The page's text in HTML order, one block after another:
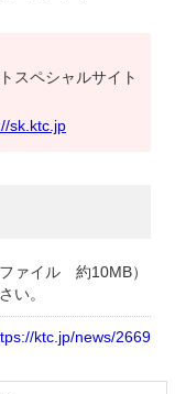
スペシャルサイト
sk.ktc.jp
ファイル 約10MB）
い。
ktc.jp/news/2669